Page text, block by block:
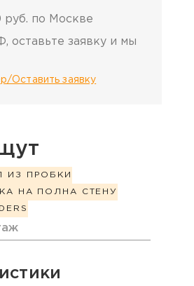
руб. по Москве
оставьте заявку и мы
Оставить заявку
ИЗ ПРОБКИ
НА ПОЛ НА СТЕНУ
о товаре